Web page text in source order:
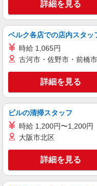
紹介予定派遣
株式会社シエロ
スマホ
時給
残業代
+゜・。
ィブ支給(規定有) ★月2回払
有）★ ゜
沖縄
キープ
派遣社員
人気機
時給
残業代支
+゜・。
万円支給(規定有) お友達
沖縄
詳細を見る
ベルク各店での店内スタッ
時給 1,065円
古河市・佐野市・前橋
詳細を見る
ビルの清掃スタッフ
時給 1,200円〜1,200円
大阪市北区
詳細を見る